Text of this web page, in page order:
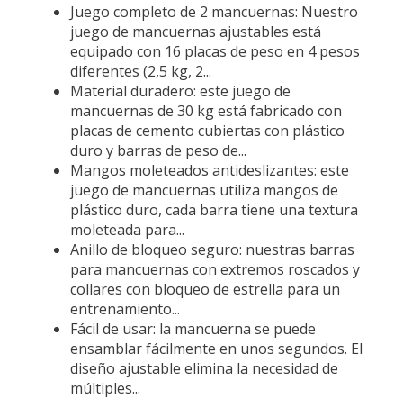
Juego completo de 2 mancuernas: Nuestro
juego de mancuernas ajustables está
equipado con 16 placas de peso en 4 pesos
diferentes (2,5 kg, 2...
Material duradero: este juego de
mancuernas de 30 kg está fabricado con
placas de cemento cubiertas con plástico
duro y barras de peso de...
Mangos moleteados antideslizantes: este
juego de mancuernas utiliza mangos de
plástico duro, cada barra tiene una textura
moleteada para...
Anillo de bloqueo seguro: nuestras barras
para mancuernas con extremos roscados y
collares con bloqueo de estrella para un
entrenamiento...
Fácil de usar: la mancuerna se puede
ensamblar fácilmente en unos segundos. El
diseño ajustable elimina la necesidad de
múltiples...